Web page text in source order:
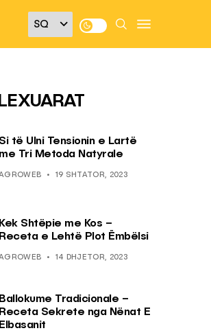
Si të Ulni Tensionin e Lartë
me Tri Metoda Natyrale
19 SHTATOR, 2023
Kek Shtëpie me Kos –
Receta e Lehtë Plot Ëmbëlsi
14 DHJETOR, 2023
Ballokume Tradicionale –
Receta Sekrete nga Nënat E
Elbasanit